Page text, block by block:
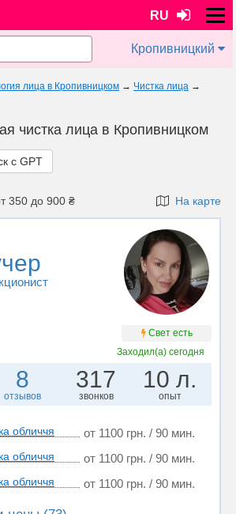
RU
Кропивницкий
лица в Кропивницком → Чистка лица →
чистка лица в Кропивницком
с GPT
350 до 900 ₴ На карте
Свет есть
Заходил(а)сегодня
8
отзывов
317
звонков
10 л.
опыт
обличчя от 1100 грн. / 90 мин.
обличчя от 1100 грн. / 90 мин.
обличчя от 1100 грн. / 90 мин.